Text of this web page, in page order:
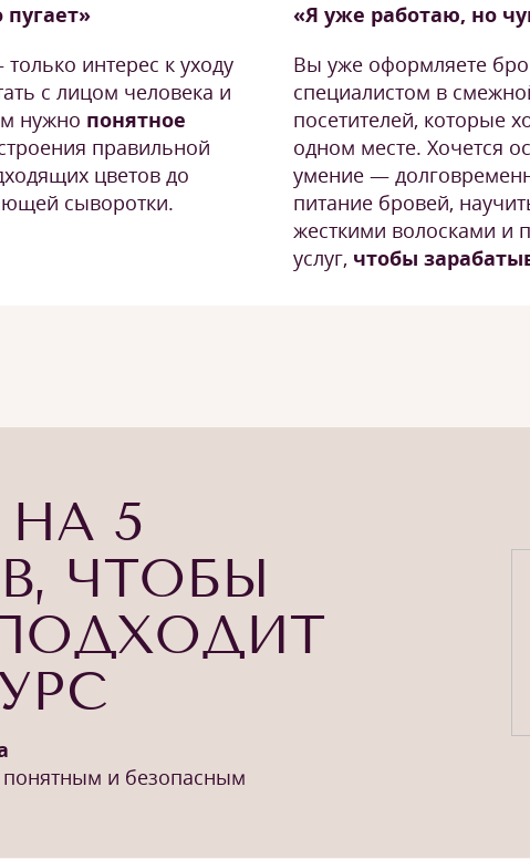
интерес к уходу
с лицом человека и
нужно понятное
правильной
цветов до
сыворотки.
«Я уже работаю, но
Вы уже оформляете
специалистом в
посетителей, которые
одном месте. Хочется
умение —
питание бровей,
жесткими волосками и
услуг, чтобы
НА 5
ЧТОБЫ
и безопасным